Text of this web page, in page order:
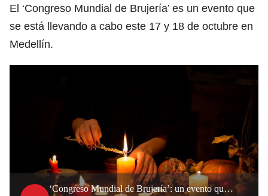
El ‘Congreso Mundial de Brujería’ es un evento que
se está llevando a cabo este 17 y 18 de octubre en
Medellín.
‘Congreso Mundial de Brujería’: un evento que representa la diversidad étnica y cultural